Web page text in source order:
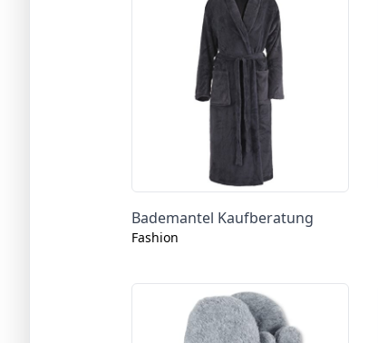
Bademantel Kaufberatung
Fashion